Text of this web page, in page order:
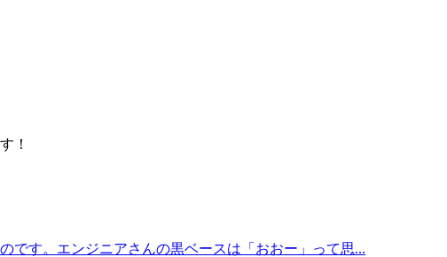
！
です。エンジニアさんの黒ベースは「おおー」って思...